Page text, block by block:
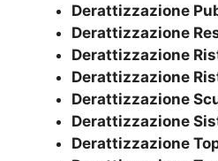
Derattizzazione
Derattizzazione
Derattizzazione
Derattizzazione
Derattizzazione
Derattizzazione
Derattizzazione